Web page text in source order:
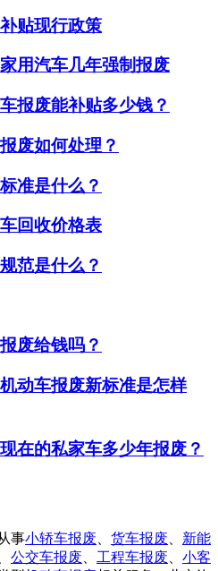
贴现行政策
用汽车几年强制报废
报废能补贴多少钱？
废如何处理？
准是什么？
回收价格表
范是什么？
废给钱吗？
动车报废新标准是怎样
在的私家车多少年报废？
事小轿车报废 货车报废
新能
公交车报废 工程车报废
小客